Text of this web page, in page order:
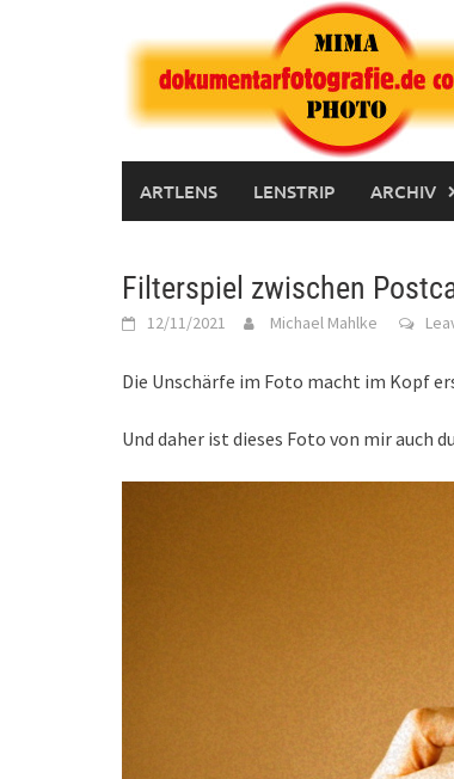
ARTLENS LENSTRIP ARCHIV
Filterspiel zwischen
12/11/2021 Michael Mahlke
Die Unschärfe im Foto macht im Kopf
Und daher ist dieses Foto von mir auch